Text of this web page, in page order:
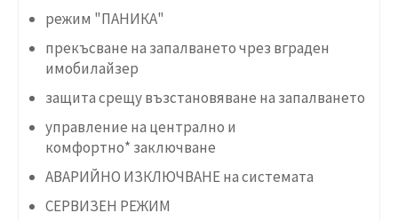
режим "ПАНИКА"
прекъсване на запалването чрез вграден
имобилайзер
защита срещу възстановяване на запалването
управление на централно и
комфортно* заключване
АВАРИЙНО ИЗКЛЮЧВАНЕ на системата
СЕРВИЗЕН РЕЖИМ